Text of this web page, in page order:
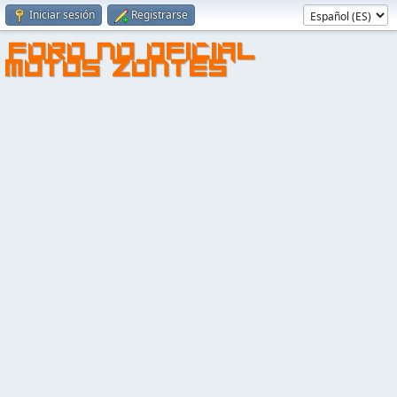
Iniciar sesión Registrarse
FORO NO OFICIAL
MOTOS ZONTES